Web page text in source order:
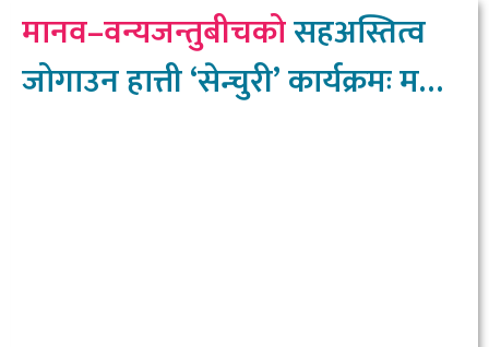
मानव–वन्यजन्तुबीचकोसहअस्तित्व
जोगाउन हात्ती ‘सेन्चुरी’ कार्यक्रमः मन्त्री